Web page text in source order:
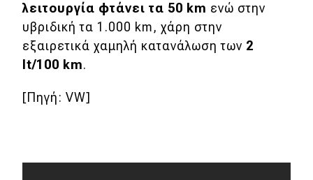
Τεχνολογία
Mobility
Σταθμοί φόρτισης
Νέα
λειτουργία φτάνει τα 50 km ενώ στην
υβριδική τα 1.000 km, χάρη στην
εξαιρετικά χαμηλή κατανάλωση των 2
lt/100 km.
[Πηγή: VW]